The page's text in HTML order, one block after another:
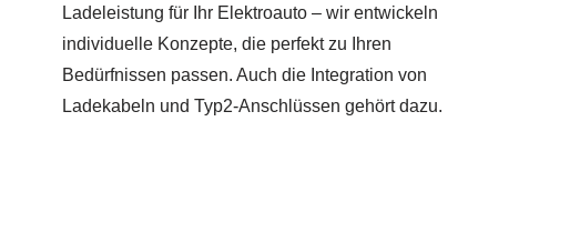
Ladeleistung für Ihr Elektroauto – wir entwickeln
individuelle Konzepte, die perfekt zu Ihren
Bedürfnissen passen. Auch die Integration von
Ladekabeln und Typ2-Anschlüssen gehört dazu.